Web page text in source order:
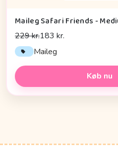
Maileg Safari Friends -
229 kr.183 kr.
Maileg
Køb nu